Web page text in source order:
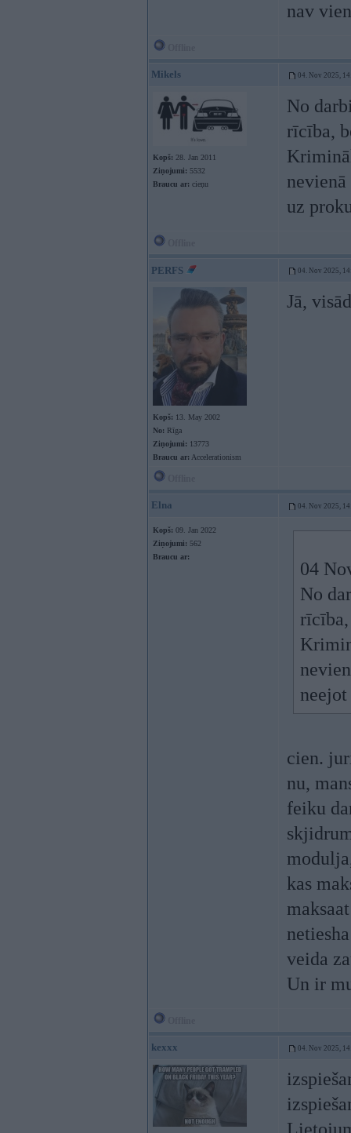
nav
Mikels 04. Nov 2025,
Kopš: 28. Jan 2011
Ziņojumi: 5532
Braucu ar: cieņu
No
rīcība,
uz
PERFS 04. Nov 2025,
Kopš: 13. May 2002
No: Rīga
Ziņojumi: 13773
Braucu ar: Accelerationism
Jā,
Elna 04. Nov 2025,
Kopš: 09. Jan 2022
Ziņojumi: 562
Braucu ar:
04
No
rīcība,
cien.
nu,
feiku
kas
veida
Un ir
kexxx 04. Nov 2025,